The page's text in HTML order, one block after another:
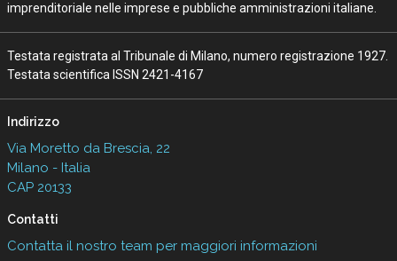
imprenditoriale nelle imprese e pubbliche amministrazioni italiane.
Testata registrata al Tribunale di Milano, numero registrazione 1927.
Testata scientifica ISSN 2421-4167
Indirizzo
Via Moretto da Brescia, 22
Milano - Italia
CAP 20133
Contatti
Contatta il nostro team per maggiori informazioni